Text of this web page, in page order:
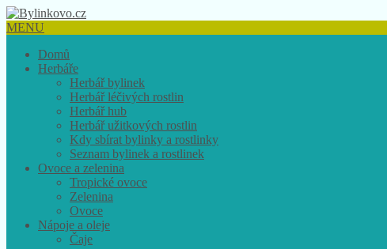
MENU
Domů
Herbáře
Herbář bylinek
Herbář léčivých rostlin
Herbář hub
Herbář užitkových rostlin
Kdy sbírat bylinky a rostlinky
Seznam bylinek a rostlinek
Ovoce a zelenina
Tropické ovoce
Zelenina
Ovoce
Nápoje a oleje
Čaje